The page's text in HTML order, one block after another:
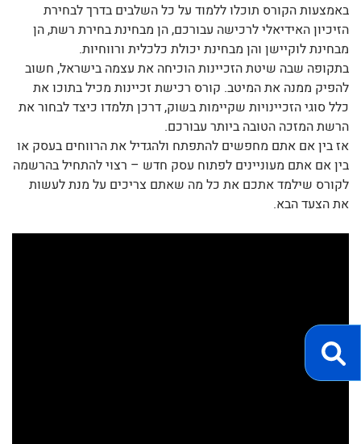
באמצעות הקורס תוכלו ללמוד על כל השלבים בדרך לבחירת
הזיכיון האידיאלי לרכישה עבורכם, הן מבחינת בחירת רשת, הן
מבחינת לוקיישן והן מבחינת יכולת כלכלית ורווחיות.
בתקופה שבה שיטת הזכיינות הוכיחה את עצמה בישראל, חשוב
להפיק ממנה את המיטב. קורס רכישת זכיינות מכיל בתוכו את
כלל סוגי הזכיינויות שקיימות בשוק, דרכן תלמדו כיצד לבחור את
הרשת המזכה הטובה ביותר עבורכם.
אז בין אם אתם מחפשים להתפתח ולהגדיל את הרווחים בעסק או
בין אם אתם מעוניינים לפתוח עסק חדש – רצוי להתחיל בהרשמה
לקורס שילמד אתכם את כל מה שאתם צריכים על מנת לעשות
את הצעד הבא.